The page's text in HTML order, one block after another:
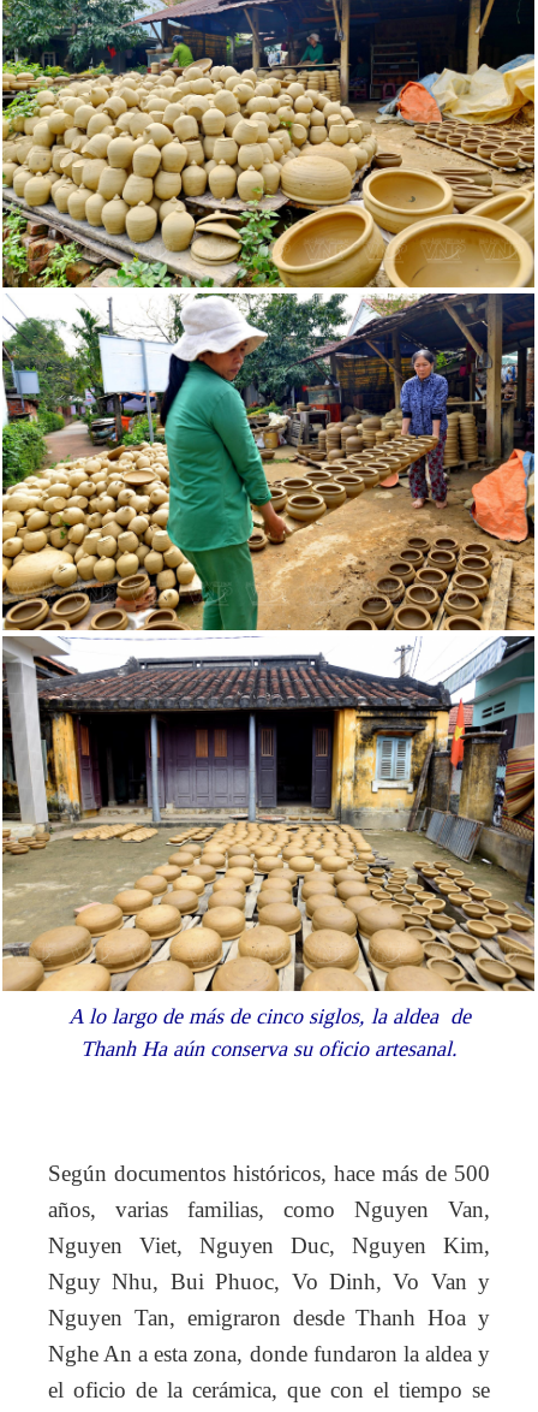
A lo largo de más de cinco siglos, la aldea de
Thanh Ha aún conserva su oficio artesanal.
Según documentos históricos, hace más de 500
años, varias familias, como Nguyen Van,
Nguyen Viet, Nguyen Duc, Nguyen Kim,
Nguy Nhu, Bui Phuoc, Vo Dinh, Vo Van y
Nguyen Tan, emigraron desde Thanh Hoa y
Nghe An a esta zona, donde fundaron la aldea y
el oficio de la cerámica, que con el tiempo se